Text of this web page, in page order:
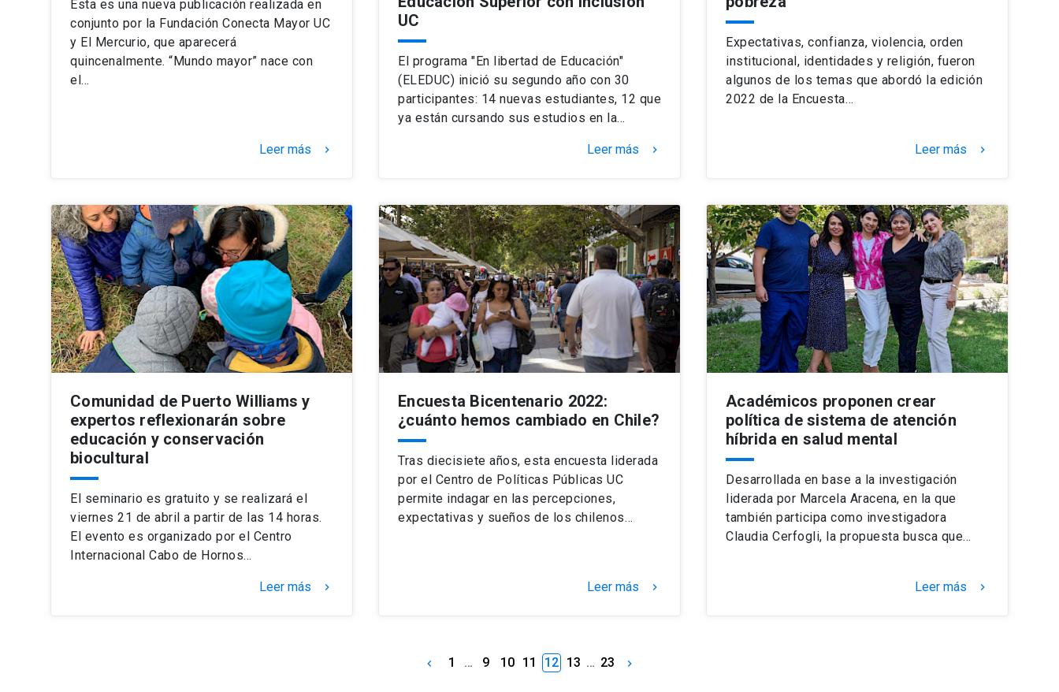
Esta es una nueva publicación realizada en
conjunto por la Fundación Conecta Mayor UC
y El Mercurio, que aparecerá
quincenalmente. “Mundo mayor” nace con
el…
Leer más keyboard_arrow_right
UC
El programa "En libertad de Educación"
(ELEDUC) inició su segundo año con 30
participantes: 14 nuevas estudiantes, 12 que
ya están cursando sus estudios en la…
Leer más keyboard_arrow_right
Expectativas, confianza, violencia, orden
institucional, identidades y religión, fueron
algunos de los temas que abordó la edición
2022 de la Encuesta…
Leer más keyboard_arrow_right
Comunidad de Puerto Williams y
expertos reflexionarán sobre
educación y conservación
biocultural
El seminario es gratuito y se realizará el
viernes 21 de abril a partir de las 14 horas.
El evento es organizado por el Centro
Internacional Cabo de Hornos…
Leer más keyboard_arrow_right
Encuesta Bicentenario 2022:
¿cuánto hemos cambiado en Chile?
Tras diecisiete años, esta encuesta liderada
por el Centro de Políticas Públicas UC
permite indagar en las percepciones,
expectativas y sueños de los chilenos…
Leer más keyboard_arrow_right
Académicos proponen crear
política de sistema de atención
híbrida en salud mental
Desarrollada en base a la investigación
liderada por Marcela Aracena, en la que
también participa como investigadora
Claudia Cerfogli, la propuesta busca que…
Leer más keyboard_arrow_right
keyboard_arrow_left 1 … 9 10 11 12 13 … 23 keyboard_arrow_right